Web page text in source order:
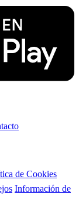
de Cookies
Información de